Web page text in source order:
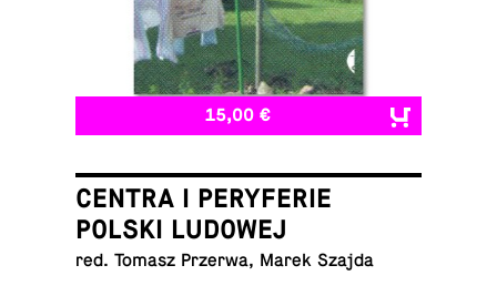
15,00 €
CENTRA I PERYFERIE
POLSKI LUDOWEJ
red. Tomasz Przerwa, Marek Szajda